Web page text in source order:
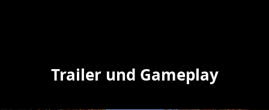
Trailer und Gameplay